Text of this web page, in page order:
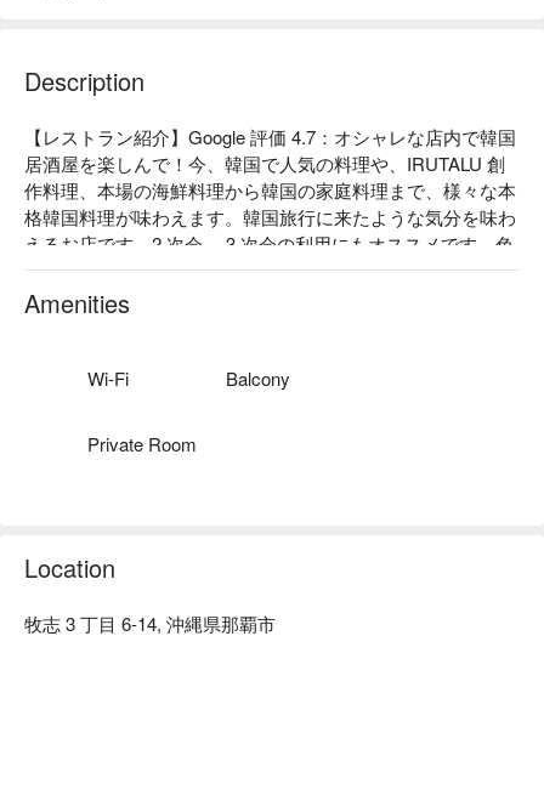
Description
【レストラン紹介】Google 評価 4.7：オシャレな店内で韓国
居酒屋を楽しんで！今、韓国で人気の料理や、IRUTALU 創
作料理、本場の海鮮料理から韓国の家庭料理まで、様々な本
格韓国料理が味わえます。韓国旅行に来たような気分を味わ
えるお店です。2 次会、 3 次会の利用にもオススメです。色
とりどりの照明が特徴の店内はインスタ映え間違いなし！
【看板メニュー】
チヂミ：韓国人のシェフが作る本場の味。
Amenities
Wi-Fi Balcony
Private Room
Location
牧志 3 丁目 6-14, 沖縄県那覇市